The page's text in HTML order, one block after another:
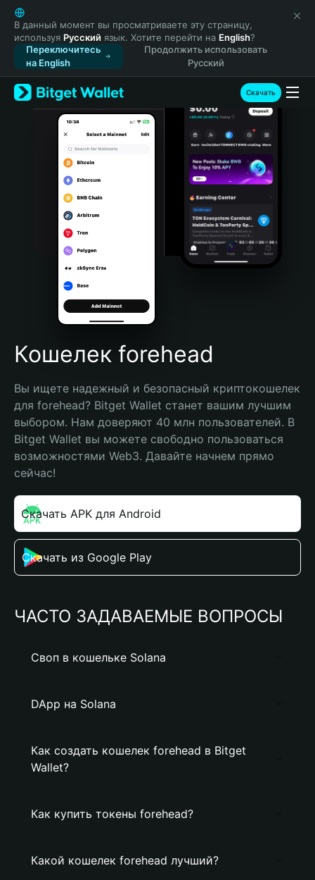
English
日本語
Tiếng Việt
Русский
Español (Latinoamérica)
Türkçe
Italiano
Português (Portugal)
Bahasa Indonesia
Português (Brasil)
Español (Argentina)
В данный момент вы просматриваете эту страницу,
используя Русский язык. Хотите перейти на English?
Переключитесь
на English
Продолжить использовать
Русский
Скачать
Кошелек forehead
Вы ищете надежный и безопасный криптокошелек
для forehead? Bitget Wallet станет вашим лучшим
выбором. Нам доверяют 40 млн пользователей. В
Bitget Wallet вы можете свободно пользоваться
возможностями Web3. Давайте начнем прямо
сейчас!
Скачать APK для Android
Скачать из Google Play
ЧАСТО ЗАДАВАЕМЫЕ ВОПРОСЫ
Своп в кошельке Solana
DApp на Solana
Как создать кошелек forehead в Bitget
Wallet?
Как купить токены forehead?
Какой кошелек forehead лучший?